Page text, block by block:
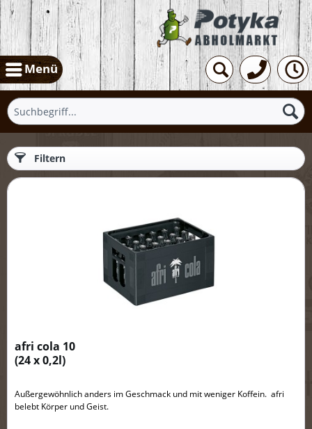
Menü
Filtern
afri cola 10
(24 x 0,2l)
Außergewöhnlich anders im Geschmack und mit weniger Koffein. afri
belebt Körper und Geist.